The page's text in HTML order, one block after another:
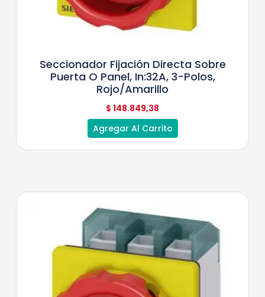
Seccionador Fijación Directa Sobre
Puerta O Panel, In:32A, 3-Polos,
Rojo/Amarillo
$ 148.849,38
Agregar Al Carrito